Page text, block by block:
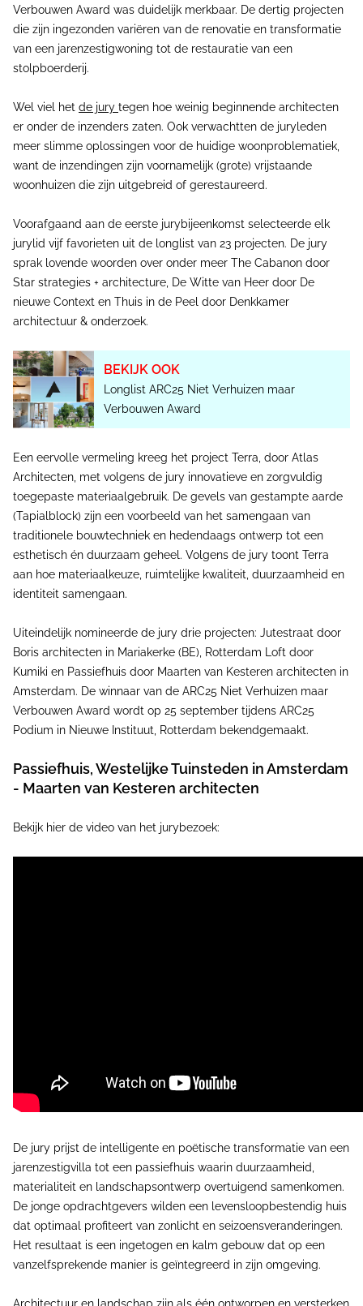
Verbouwen Award was duidelijk merkbaar. De dertig projecten
die zijn ingezonden variëren van de renovatie en transformatie
van een jarenzestigwoning tot de restauratie van een
stolpboerderij.
Wel viel het de jury tegen hoe weinig beginnende architecten
er onder de inzenders zaten. Ook verwachtten de juryleden
meer slimme oplossingen voor de huidige woonproblematiek,
want de inzendingen zijn voornamelijk (grote) vrijstaande
woonhuizen die zijn uitgebreid of gerestaureerd.
Voorafgaand aan de eerste jurybijeenkomst selecteerde elk
jurylid vijf favorieten uit de longlist van 23 projecten. De jury
sprak lovende woorden over onder meer The Cabanon door
Star strategies + architecture, De Witte van Heer door De
nieuwe Context en Thuis in de Peel door Denkkamer
architectuur & onderzoek.
BEKIJK OOK
Longlist ARC25 Niet Verhuizen maar
Verbouwen Award
Een eervolle vermeling kreeg het project Terra, door Atlas
Architecten, met volgens de jury innovatieve en zorgvuldig
toegepaste materiaalgebruik. De gevels van gestampte aarde
(Tapialblock) zijn een voorbeeld van het samengaan van
traditionele bouwtechniek en hedendaags ontwerp tot een
esthetisch én duurzaam geheel. Volgens de jury toont Terra
aan hoe materiaalkeuze, ruimtelijke kwaliteit, duurzaamheid en
identiteit samengaan.
Uiteindelijk nomineerde de jury drie projecten: Jutestraat door
Boris architecten in Mariakerke (BE), Rotterdam Loft door
Kumiki en Passiefhuis door Maarten van Kesteren architecten in
Amsterdam. De winnaar van de ARC25 Niet Verhuizen maar
Verbouwen Award wordt op 25 september tijdens ARC25
Podium in Nieuwe Instituut, Rotterdam bekendgemaakt.
Passiefhuis, Westelijke Tuinsteden in Amsterdam
- Maarten van Kesteren architecten
Bekijk hier de video van het jurybezoek:
De jury prijst de intelligente en poëtische transformatie van een
jarenzestigvilla tot een passiefhuis waarin duurzaamheid,
materialiteit en landschapsontwerp overtuigend samenkomen.
De jonge opdrachtgevers wilden een levensloopbestendig huis
dat optimaal profiteert van zonlicht en seizoensveranderingen.
Het resultaat is een ingetogen en kalm gebouw dat op een
vanzelfsprekende manier is geïntegreerd in zijn omgeving.